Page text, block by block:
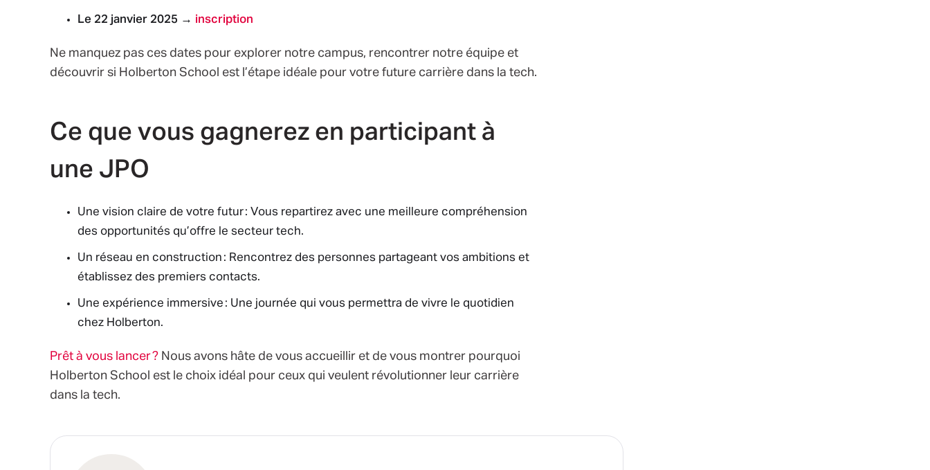
Le 22 janvier 2025 → inscription
Ne manquez pas ces dates pour explorer notre campus, rencontrer notre équipe et
découvrir si Holberton School est l’étape idéale pour votre future carrière dans la tech.
Ce que vous gagnerez en participant à
une JPO
Une vision claire de votre futur : Vous repartirez avec une meilleure compréhension
des opportunités qu’offre le secteur tech.
Un réseau en construction : Rencontrez des personnes partageant vos ambitions et
établissez des premiers contacts.
Une expérience immersive : Une journée qui vous permettra de vivre le quotidien
chez Holberton.
Prêt à vous lancer ? Nous avons hâte de vous accueillir et de vous montrer pourquoi
Holberton School est le choix idéal pour ceux qui veulent révolutionner leur carrière
dans la tech.